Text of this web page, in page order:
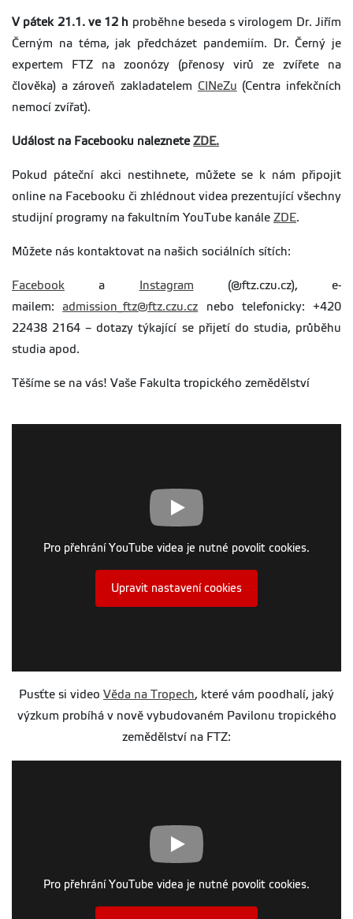
V pátek 21.1. ve 12 h proběhne beseda s virologem Dr. Jiřím
Černým na téma, jak předcházet pandemiím. Dr. Černý je
expertem FTZ na zoonózy (přenosy virů ze zvířete na
člověka) a zároveň zakladatelem CINeZu (Centra infekčních
nemocí zvířat).
Událost na Facebooku nalezneteZDE.
Pokud páteční akci nestihnete, můžete se k nám připojit
online na Facebooku či zhlédnout videa prezentující všechny
studijní programy na fakultním YouTube kanále ZDE.
Můžete nás kontaktovat na našich sociálních sítích:
Facebook a Instagram (@ftz.czu.cz), e-
mailem:admission_ftz@ftz.czu.cz nebo telefonicky: +420
22438 2164 – dotazy týkající se přijetí do studia, průběhu
studia apod.
Těšíme se na vás! Vaše Fakulta tropického zemědělství
Pro přehrání YouTube videa je nutné povolit cookies.
Upravit nastavení cookies
Pusťte si video Věda na Tropech, které vám poodhalí, jaký
výzkum probíhá v nově vybudovaném Pavilonu tropického
zemědělství na FTZ:
Pro přehrání YouTube videa je nutné povolit cookies.